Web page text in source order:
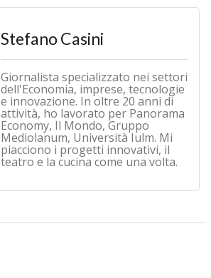
Stefano Casini
Giornalista specializzato nei settori
dell'Economia, imprese, tecnologie
e innovazione. In oltre 20 anni di
attività, ho lavorato per Panorama
Economy, Il Mondo, Gruppo
Mediolanum, Università Iulm. Mi
piacciono i progetti innovativi, il
teatro e la cucina come una volta.